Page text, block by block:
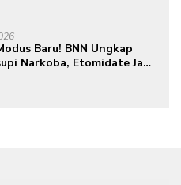
Baru! BNN Ungkap
Narkoba, Etomidate Jadi